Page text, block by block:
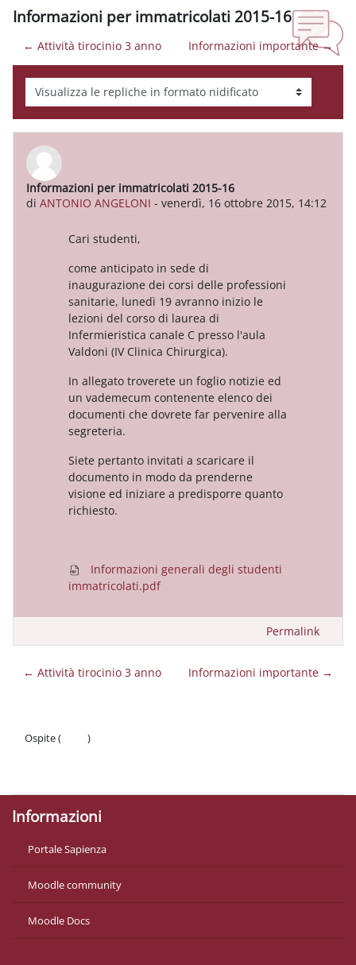
Informazioni per immatricolati 2015-16
← Attività tirocinio 3 anno Informazioni importante →
Modalità visualizzazione
Informazioni per immatricolati 2015-16
di ANTONIO ANGELONI - venerdì, 16 ottobre 2015, 14:12
Numero di risposte: 0
Cari studenti,
come anticipato in sede di
inaugurazione dei corsi delle professioni
sanitarie, lunedì 19 avranno inizio le
lezioni del corso di laurea di
Infermieristica canale C presso l'aula
Valdoni (IV Clinica Chirurgica).
In allegato troverete un foglio notizie ed
un vademecum contenente elenco dei
documenti che dovrete far pervenire alla
segreteria.
Siete pertanto invitati a scaricare il
documento in modo da prenderne
visione ed iniziare a predisporre quanto
richiesto.
Informazioni generali degli studenti
immatricolati.pdf
Permalink
← Attività tirocinio 3 anno Informazioni importante →
Ospite (
)
Informazioni
Portale Sapienza
Moodle community
Moodle Docs